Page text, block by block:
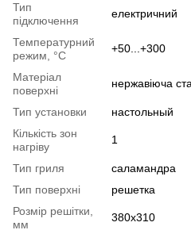
Тип
підключення
електричний
Температурний
режим, °C
+50...+300
Матеріал
поверхні
нержавіюча
Тип установки
настольный
Кількість зон
нагріву
1
Тип гриля
саламандра
Тип поверхні
решетка
Розмір решітки,
мм
380х310